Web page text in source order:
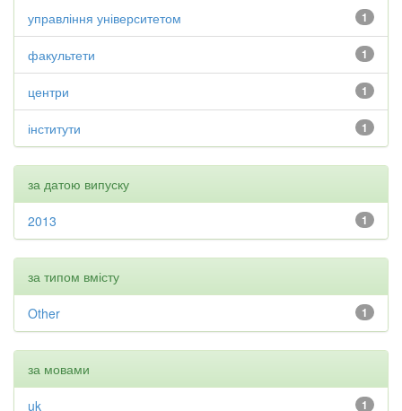
1
управління університетом
1
факультети
1
центри
1
інститути
за датою випуску
1
2013
за типом вмісту
1
Other
за мовами
1
uk